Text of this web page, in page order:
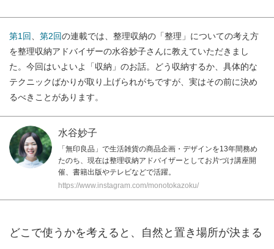
第1回 第2回の連載では、整理収納の「整理」についての考え方
を整理収納アドバイザーの水谷妙子さんに教えていただきまし
た。今回はいよいよ「収納」のお話。どう収納するか、具体的な
テクニックばかりが取り上げられがちですが、実はその前に決め
るべきことがあります。
水谷妙子
「無印良品」で生活雑貨の商品企画・デザインを13年間務め
たのち、現在は整理収納アドバイザーとしてお片づけ講座開
催、書籍出版やテレビなどで活躍。
https://www.instagram.com/monotokazoku/
どこで使うかを考えると、自然と置き場所が決まる